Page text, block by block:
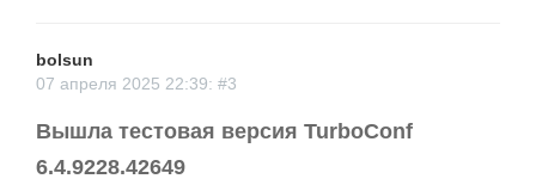
bolsun
07 апреля 2025 22:39: #3
Вышла тестовая версия TurboConf
6.4.9228.42649